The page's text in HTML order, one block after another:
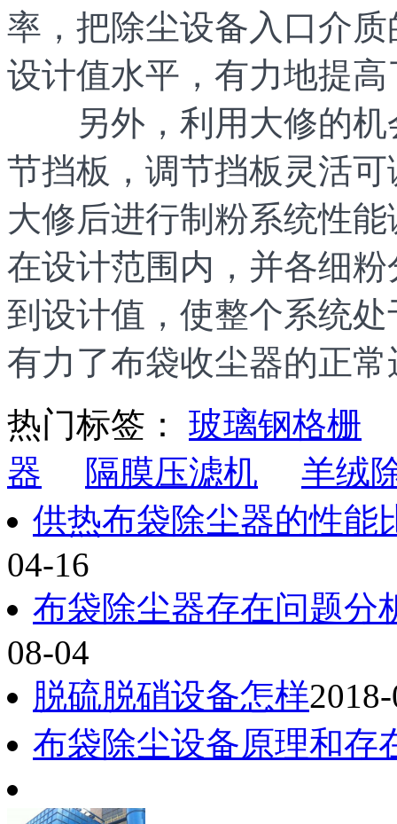
率，把除尘设备入口介质
设计值水平，有力地提
另外，利用大修的机
节挡板，调节挡板灵活
大修后进行制粉系统性
在设计范围内，并各细
到设计值，使整个系统
有力了布袋收尘器的正常
热门标签： 玻璃钢格栅
器
隔膜压滤机
羊绒
供热布袋除尘器的性能
04-16
布袋除尘器存在问题分
08-04
脱硫脱硝设备怎样
布袋除尘设备原理和存